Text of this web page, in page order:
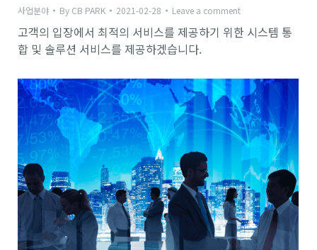
사업분야 By CB PARK 2021-02-28 Leave a comment
고객의 입장에서 최적의 서비스를 제공하기 위한 시스템 통
합 및 솔루션 서비스를 제공하겠습니다.